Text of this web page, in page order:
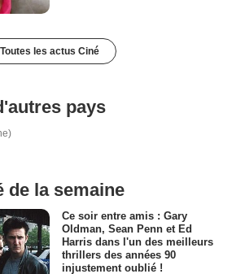
Toutes les actus Ciné
pays
de la semaine
Ce soir entre amis : Gary
Oldman, Sean Penn et Ed
Harris dans l'un des meilleurs
thrillers des années 90
injustement oublié !